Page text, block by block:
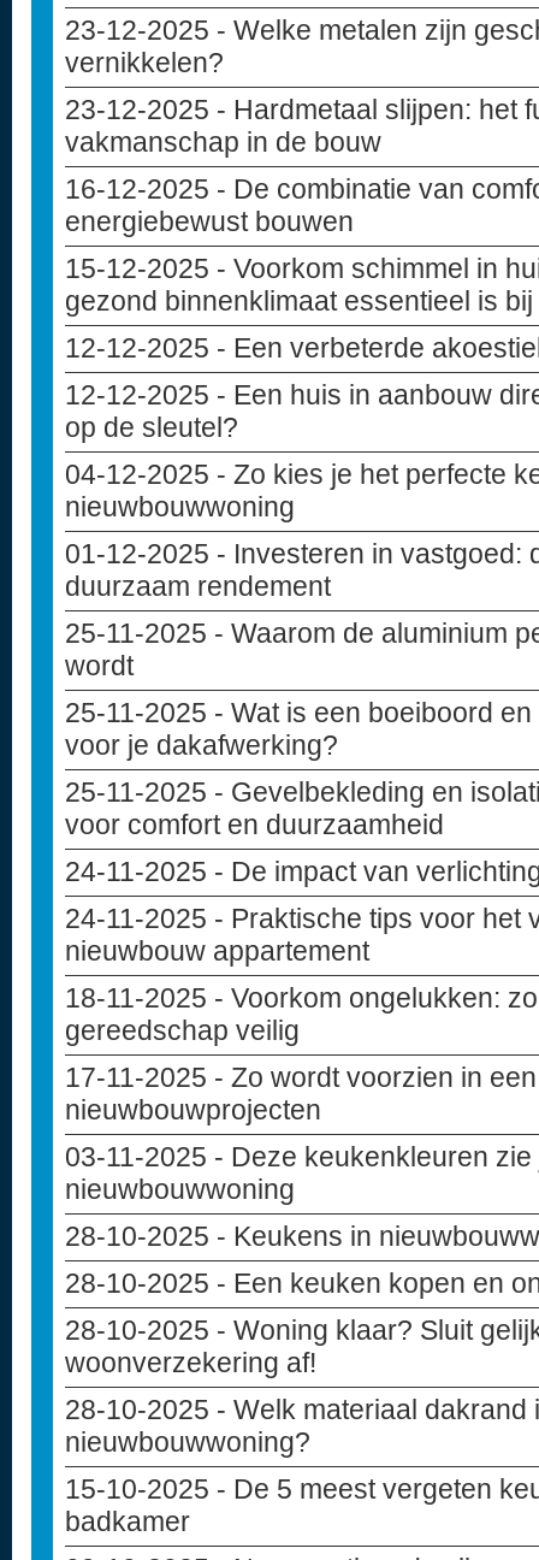
23-12-2025 - Welke metalen zijn
vernikkelen?
23-12-2025 - Hardmetaal slijpen: het
vakmanschap in de bouw
16-12-2025 - De combinatie van
energiebewust bouwen
15-12-2025 - Voorkom schimmel in
gezond binnenklimaat essentieel is
12-12-2025 - Een verbeterde
12-12-2025 - Een huis in aanbouw
op de sleutel?
04-12-2025 - Zo kies je het perfecte
nieuwbouwwoning
01-12-2025 - Investeren in vastgoed:
duurzaam rendement
25-11-2025 - Waarom de aluminium
wordt
25-11-2025 - Wat is een boeiboord
voor je dakafwerking?
25-11-2025 - Gevelbekleding en
voor comfort en duurzaamheid
24-11-2025 - De impact van
24-11-2025 - Praktische tips voor het
nieuwbouw appartement
18-11-2025 - Voorkom ongelukken:
gereedschap veilig
17-11-2025 - Zo wordt voorzien in
nieuwbouwprojecten
03-11-2025 - Deze keukenkleuren
nieuwbouwwoning
28-10-2025 - Keukens in
28-10-2025 - Een keuken kopen en
28-10-2025 - Woning klaar? Sluit
woonverzekering af!
28-10-2025 - Welk materiaal dakrand
nieuwbouwwoning?
15-10-2025 - De 5 meest vergeten
badkamer